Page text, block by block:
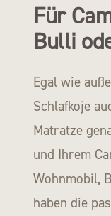
Für
Bulli
Egal wie
Schlafkoje
Matratze
und Ihrem
Wohnmobil,
haben die